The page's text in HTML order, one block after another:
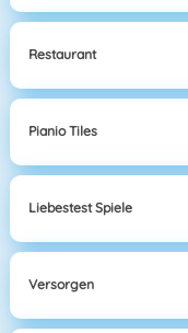
Restaurant
Pianio Tiles
Liebestest Spiele
Versorgen